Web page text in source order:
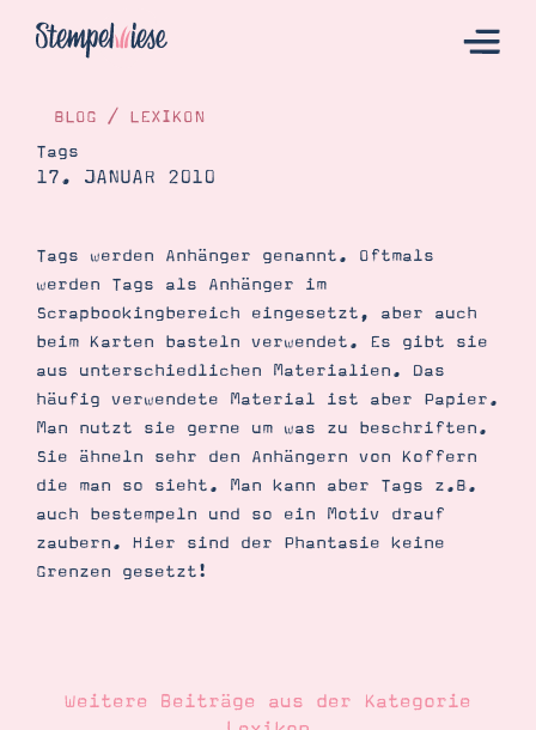
Katalog
Bestellen
Kontakt
Demonstrator werden
Blog
BLOG / LEXIKON
Tags
17. JANUAR 2010
Tags werden Anhänger genannt. Oftmals
werden Tags als Anhänger im
Scrapbookingbereich eingesetzt, aber auch
beim Karten basteln verwendet. Es gibt sie
aus unterschiedlichen Materialien. Das
häufig verwendete Material ist aber Papier.
Man nutzt sie gerne um was zu beschriften.
Sie ähneln sehr den Anhängern von Koffern
die man so sieht. Man kann aber Tags z.B.
auch bestempeln und so ein Motiv drauf
zaubern. Hier sind der Phantasie keine
Grenzen gesetzt!
Weitere Beiträge aus der Kategorie